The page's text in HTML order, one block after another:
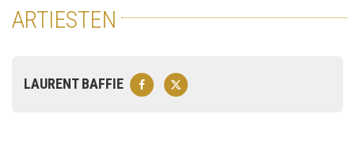
ARTIESTEN
LAURENT BAFFIE